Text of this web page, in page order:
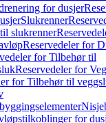
for dusjer
Slukrenner
slukrenner
Reservedeler for
for Tilbehør til
Reservedeler for
for Tilbehør til
for